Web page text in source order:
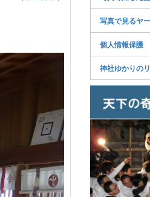
写真で見るヤ
個人情報保護
神社ゆかりの